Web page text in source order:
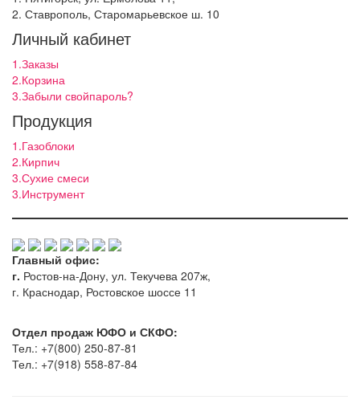
2. Ставрополь, Старомарьевское ш. 10
Личный кабинет
1.Заказы
2.Корзина
3.Забыли свойпароль?
Продукция
1.Газоблоки
2.Кирпич
3.Сухие смеси
3.Инструмент
Главный офис:
г. Ростов-на-Дону, ул. Текучева 207ж,
г. Краснодар, Ростовское шоссе 11
Отдел продаж ЮФО и СКФО:
Тел.: +7(800) 250-87-81
Тел.: +7(918) 558-87-84